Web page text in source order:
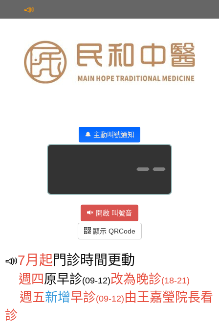
📣
🔔 主動叫號通知
--
開啟 叫號音
顯示 QRCode
📣7月起門診時間更動
週四原早診(09-12)改為晚診(18-21)
週五新增早診(09-12) 由王嘉瑩院長看
診